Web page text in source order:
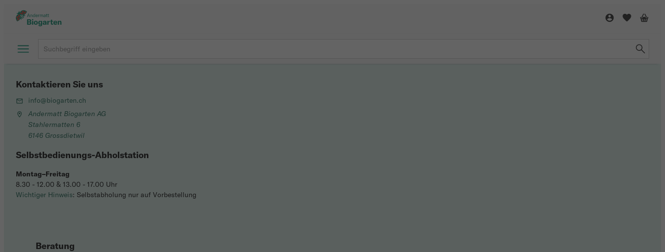
Beratung
Kontaktieren Sie uns
info@biogarten.ch
Andermatt Biogarten AG
Stahlermatten 6
6146 Grossdietwil
Selbstbedienungs-Abholstation
Montag–Freitag
8.30 - 12.00 & 13.00 - 17.00 Uhr
Wichtiger Hinweis: Selbstabholung nur auf Vorbestellung